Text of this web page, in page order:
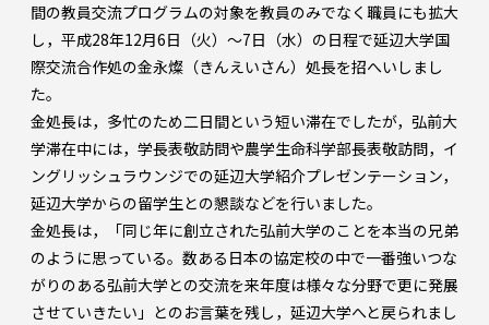
間の教員交流プログラムの対象を教員のみでなく職員にも拡大
し，平成28年12月6日（火）～7日（水）の日程で延辺大学国
際交流合作処の金永燦（きんえいさん）処長を招へいしまし
た。
金処長は，多忙のため二日間という短い滞在でしたが，弘前大
学滞在中には，学長表敬訪問や農学生命科学部長表敬訪問，イ
ングリッシュラウンジでの延辺大学紹介プレゼンテーション，
延辺大学からの留学生との懇談などを行いました。
金処長は，「同じ年に創立された弘前大学のことを本当の兄弟
のように思っている。数ある日本の協定校の中で一番強いつな
がりのある弘前大学との交流を来年度は様々な分野で更に発展
させていきたい」とのお言葉を残し，延辺大学へと戻られまし